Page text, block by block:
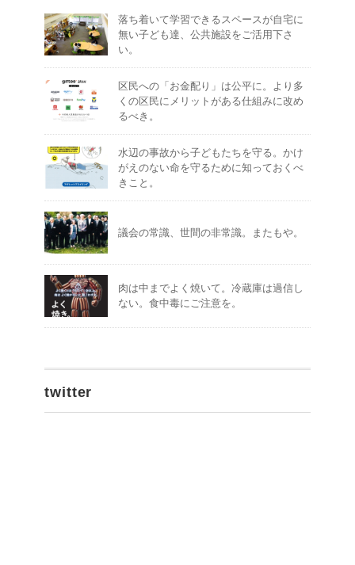
落ち着いて学習できるスペースが自宅に
無い子ども達、公共施設をご活用下さ
い。
区民への「お金配り」は公平に。より多
くの区民にメリットがある仕組みに改め
るべき。
水辺の事故から子どもたちを守る。かけ
がえのない命を守るために知っておくべ
きこと。
議会の常識、世間の非常識。またもや。
肉は中までよく焼いて。冷蔵庫は過信し
ない。食中毒にご注意を。
twitter